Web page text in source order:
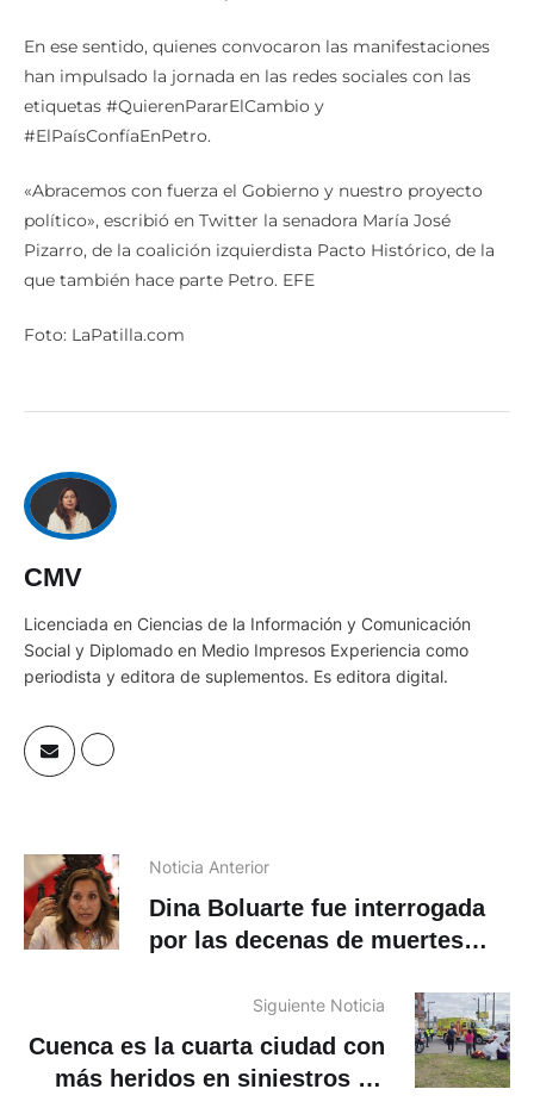
En ese sentido, quienes convocaron las manifestaciones
han impulsado la jornada en las redes sociales con las
etiquetas #QuierenPararElCambio y
#ElPaísConfíaEnPetro.
«Abracemos con fuerza el Gobierno y nuestro proyecto
político», escribió en Twitter la senadora María José
Pizarro, de la coalición izquierdista Pacto Histórico, de la
que también hace parte Petro. EFE
Foto: LaPatilla.com
CMV
Licenciada en Ciencias de la Información y Comunicación
Social y Diplomado en Medio Impresos Experiencia como
periodista y editora de suplementos. Es editora digital.
Noticia Anterior
Dina Boluarte fue interrogada
por las decenas de muertes
Siguiente Noticia
Cuenca es la cuarta ciudad con
más heridos en siniestros de